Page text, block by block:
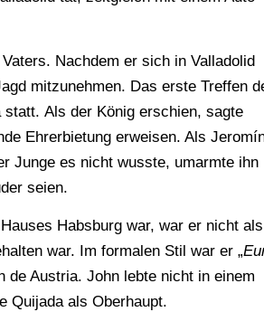
Nachdem er sich in Valladolid
mitzunehmen. Das erste Treffen
Als der König erschien, sagte
Ehrerbietung erweisen. Als
Junge es nicht wusste, umarmte ihn
seien.
Habsburg war, war er nicht als
war. Im formalen Stil war er „
de Austria. John lebte nicht in einem
Quijada als Oberhaupt.